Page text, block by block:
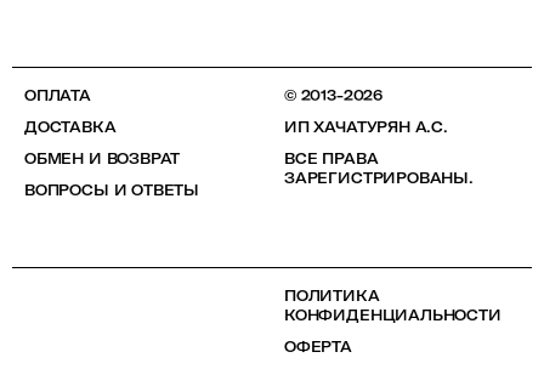
ОПЛАТА
ДОСТАВКА
ОБМЕН И ВОЗВРАТ
ВОПРОСЫ И ОТВЕТЫ
© 2013-2026
ИП ХАЧАТУРЯН А.С.
ВСЕ ПРАВА
ЗАРЕГИСТРИРОВАНЫ.
ПОЛИТИКА
КОНФИДЕНЦИАЛЬНОСТИ
ОФЕРТА